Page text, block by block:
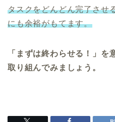
タスクをどんどん完了させ
にも余裕がもてます。
「まずは終わらせる！」を
取り組んでみましょう。